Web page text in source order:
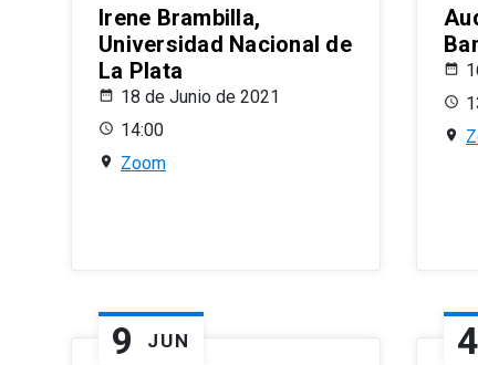
Irene Brambilla,
Universidad Nacional de
La Plata
18 de Junio de 2021
14:00
Zoom
9 JUN 4